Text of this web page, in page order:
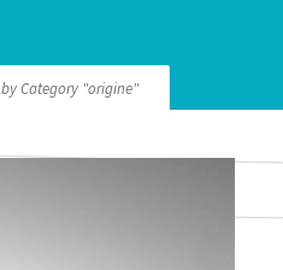
Category "origine"